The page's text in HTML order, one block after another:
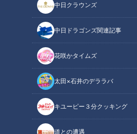
中日クラウンズ
中日ドラゴンズ関連記事
花咲かタイムズ
太田×石井のデララバ
キユーピー３分クッキング
道との遭遇
年間2000種のスイーツを食べ歩くスイーツ